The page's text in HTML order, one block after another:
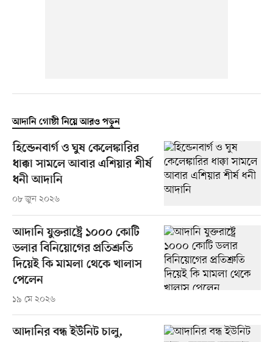
আদানি গোষ্ঠী নিয়ে আরও পড়ুন
হিন্ডেনবার্গ ও ঘুষ কেলেঙ্কারির
ধাক্কা সামলে আবার এশিয়ার শীর্ষ
ধনী আদানি
০৮ জুন ২০২৬
আদানি যুক্তরাষ্ট্রে ১০০০ কোটি
ডলার বিনিয়োগের প্রতিশ্রুতি
দিয়েই কি মামলা থেকে খালাস
পেলেন
১৯ মে ২০২৬
আদানির বন্ধ ইউনিট চালু,